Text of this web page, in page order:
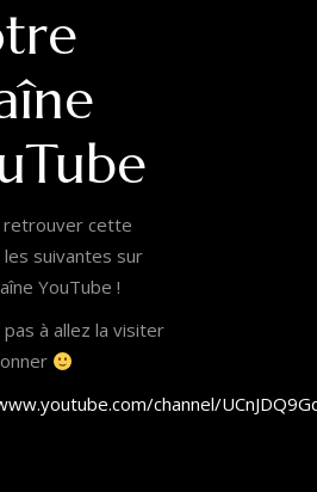
retrouver cette
suivantes sur
YouTube !
pas à allez la visiter
channel/